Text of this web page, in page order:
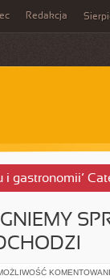
Redakcja
i gastronomii’